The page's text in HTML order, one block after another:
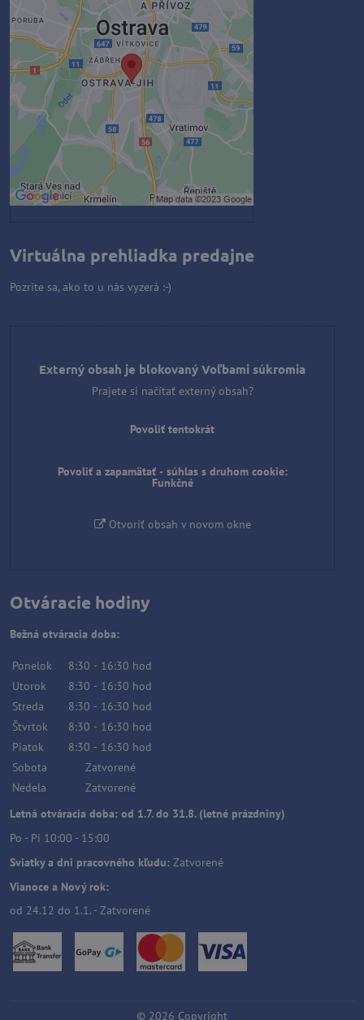
Externý obsah je blokovaný
Voľbami súkromia
Prajete si načítať externý obsah?
Povoliť tentokrát
Povoliť a zapamätať - súhlas s
druhom cookie: Funkčné
Otvoriť obsah v novom okne
Virtuálna prehliadka predajne
Pozrite sa, ako to u nás vyzerá :-)
Externý obsah je blokovaný Voľbami súkromia
Prajete si načítať externý obsah?
Povoliť tentokrát
Povoliť a zapamätať - súhlas s druhom cookie:
Funkčné
Otvoriť obsah v novom okne
Otváracie hodiny
Bežná otváracia doba:
Ponelok 8:30 - 16:30 hod
Utorok
8:30 - 16:30 hod
Streda
8:30 - 16:30 hod
Štvrtok
8:30 - 16:30 hod
Piatok
8:30 - 16:30 hod
Sobota
Zatvorené
Nedela
Zatvorené
Letná otváracia doba: od 1.7. do 31.8. (letné prázdniny)
Po - Pi 10:00 - 15:00
Sviatky a dni pracovného kľudu: Zatvorené
Vianoce a Nový rok:
od 24.12 do 1.1. - Zatvorené
© 2026 Copyright